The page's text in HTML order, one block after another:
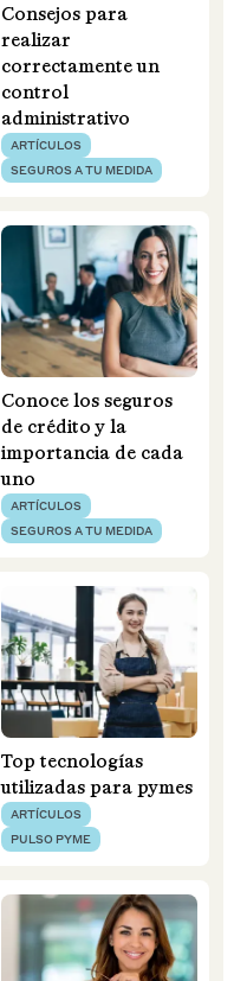
Consejos para
realizar
correctamente un
control
administrativo
ARTÍCULOS
SEGUROS A TU MEDIDA
Conoce los seguros
de crédito y la
importancia de cada
uno
ARTÍCULOS
SEGUROS A TU MEDIDA
Top tecnologías
utilizadas para pymes
ARTÍCULOS
PULSO PYME